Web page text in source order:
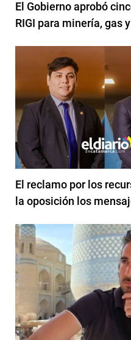
El Gobierno aprobó
RIGI para minería, gas
El reclamo por los
la oposición los